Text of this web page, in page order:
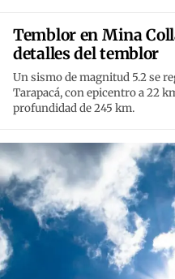
Temblor en Mina
detalles del temblor
Un sismo de magnitud 5.2 se
Tarapacá, con epicentro a 22
profundidad de 245 km.